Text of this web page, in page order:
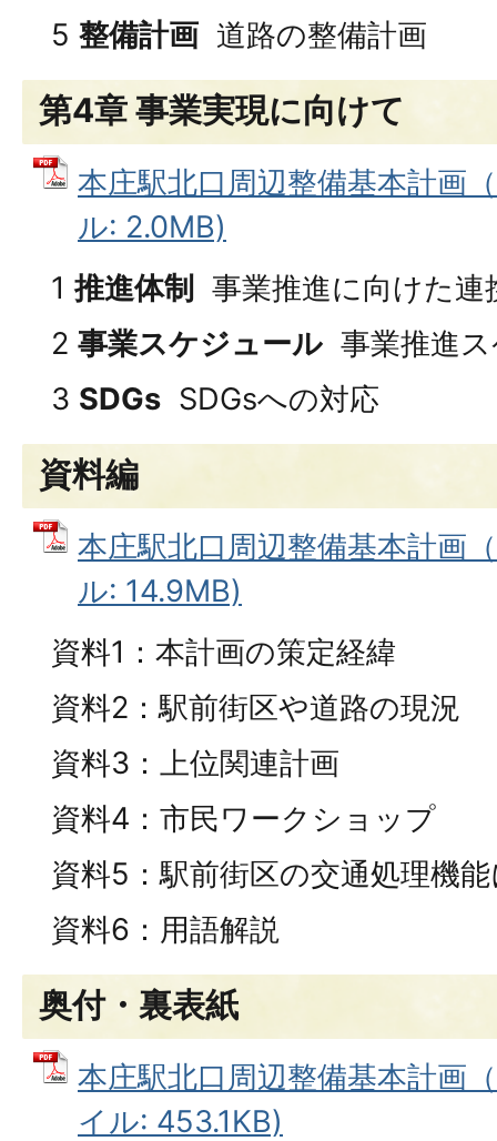
5 整備計画 道路の整備計画
第4章 事業実現に向けて
本庄駅北口周辺整備基本計画
ル: 2.0MB)
1推進体制
事業推進に向けた連
2 事業スケジュール 事業推進
3 SDGs SDGsへの対応
資料編
本庄駅北口周辺整備基本計画
ル: 14.9MB)
資料1：本計画の策定経緯
資料2：駅前街区や道路の現況
資料3：上位関連計画
資料4：市民ワークショップ
資料5：駅前街区の交通処理機
資料6：用語解説
奥付・裏表紙
本庄駅北口周辺整備基本計画
イル: 453.1KB)